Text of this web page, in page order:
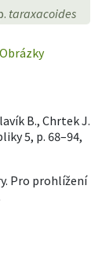
taraxacoides
Obrázky
B., Chrtek J.
5, p. 68–94,
Pro prohlížení